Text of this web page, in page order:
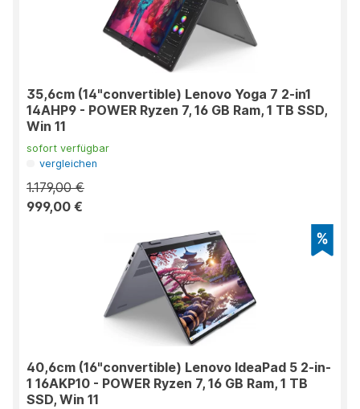
35,6cm (14"convertible) Lenovo Yoga 7 2-in1
14AHP9 - POWER Ryzen 7, 16 GB Ram, 1 TB SSD,
Win 11
sofort verfügbar
vergleichen
1.179,00 €
999,00 €
40,6cm (16"convertible) Lenovo IdeaPad 5 2-in-
1 16AKP10 - POWER Ryzen 7, 16 GB Ram, 1 TB
SSD, Win 11